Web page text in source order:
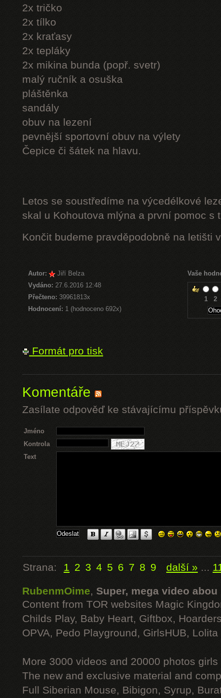
2x tričko
2x tílko
2x kraťasy
2x tepláky
2x mikina bunda (popř. svetr)
malý ručník a osuška
pláštěnka
sandály
obuv na lezení
pevnější sportovní obuv na výlety
Čepice či šátek na hlavu.
Letos se soustředíme na výcedélkové
skal u Kohoutova mlýna a první pomoc s
Končit budeme pravděpodobně na letišti
Autor:
Jiří Belza
Vydáno: 27.6.2016 12:48
Přečteno:39961813x
Hodnocení: 1 (hodnoceno 692x)
Vaše
1 2
Formát pro tisk
Komentáře
Zasílate odpověď ke stávajícímu
Jméno
Kontrola
Text
Strana: 1 2 3 4 5 6 7 8 9 další » ...
RubenmOime, Super, mega video abou
Content from TOR websites Magic
Childs Play, Baby Heart, Giftbox,
OPVA, Pedo Playground, GirlsHUB, Lolita
More 3000 videos and 20000 photos
The new and exclusive material and
Full Siberian Mouse, Bibigon, Syrup,